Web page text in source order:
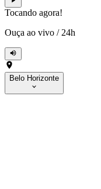
Tocando agora!
Ouça ao vivo / 24h
Belo Horizonte